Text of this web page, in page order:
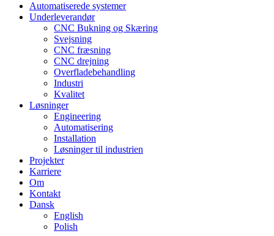
Automatiserede systemer
Underleverandør
CNC Bukning og Skæring
Svejsning
CNC fræsning
CNC drejning
Overfladebehandling
Industri
Kvalitet
Løsninger
Engineering
Automatisering
Installation
Løsninger til industrien
Projekter
Karriere
Om
Kontakt
Dansk
English
Polish